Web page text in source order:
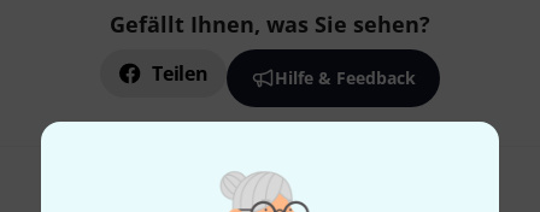
Gefällt Ihnen, was Sie sehen?
Teilen Hilfe & Feedback